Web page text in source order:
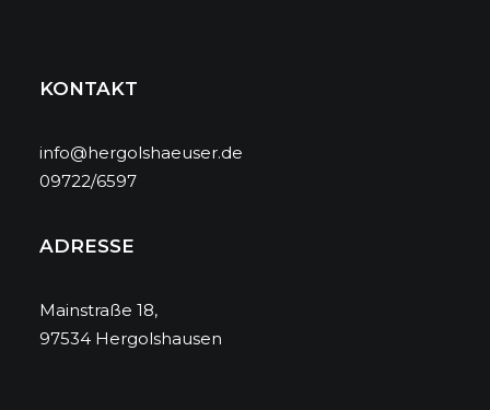
KONTAKT
info@hergolshaeuser.de
09722/6597
ADRESSE
Mainstraße 18,
97534 Hergolshausen